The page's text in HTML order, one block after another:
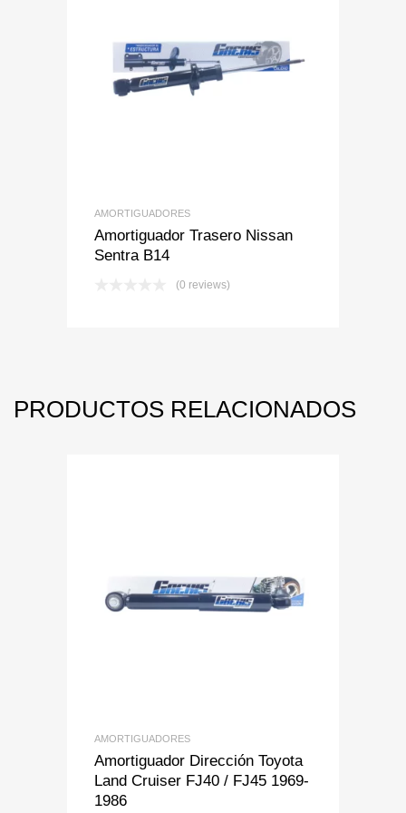
Add to Wishlist
Add to Compare
AMORTIGUADORES
Amortiguador Trasero Nissan
Sentra B14
(0 reviews)
PRODUCTOS RELACIONADOS
Add to Wishlist
Add to Compare
AMORTIGUADORES
Amortiguador Dirección Toyota
Land Cruiser FJ40 / FJ45 1969-
1986